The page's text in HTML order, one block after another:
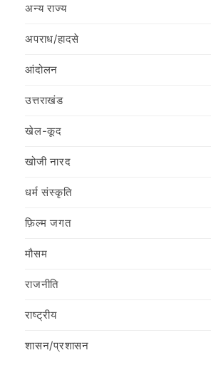
अन्य राज्य
अपराध/हादसे
आंदोलन
उत्तराखंड
खेल-कूद
खोजी नारद
धर्म संस्कृति
फ़िल्‍म जगत
मौसम
राजनीति
राष्ट्रीय
शासन/प्रशासन